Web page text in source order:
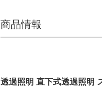
商品情報
透過照明 直下式透過照明